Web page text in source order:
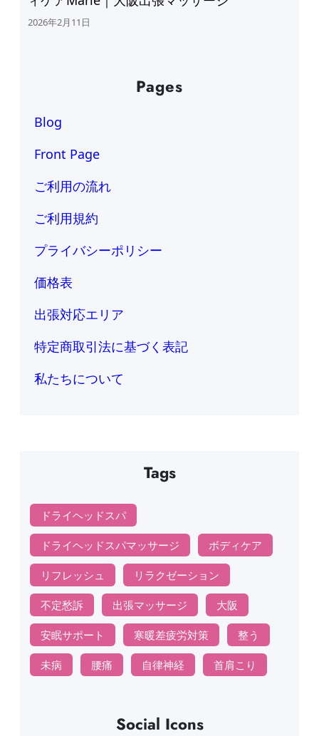
2026年2月11日
Pages
Blog
Front Page
ご利用の流れ
ご利用規約
プライバシーポリシー
価格表
出張対応エリア
特定商取引法に基づく表記
私たちについて
Tags
ドライヘッドスパ
ドライヘッドスパマッサージ ボディケア
リフレッシュ リラクゼーション
不定愁訴 出張マッサージ 大阪
安眠サポート 寒暖差疲労対策 整う
未病 腰痛 自律神経 首肩こり
Social Icons